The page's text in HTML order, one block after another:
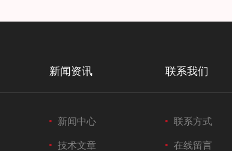
新闻资讯
新闻中心
技术文章
联系我们
联系方式
在线留言